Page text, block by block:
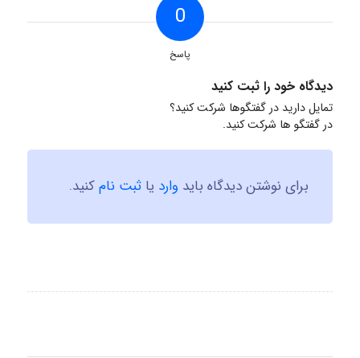
0
پاسخ
دیدگاه خود را ثبت کنید
تمایل دارید در گفتگوها شرکت کنید؟
در گفتگو ها شرکت کنید.
برای نوشتن دیدگاه باید وارد یا ثبت نامکنید.